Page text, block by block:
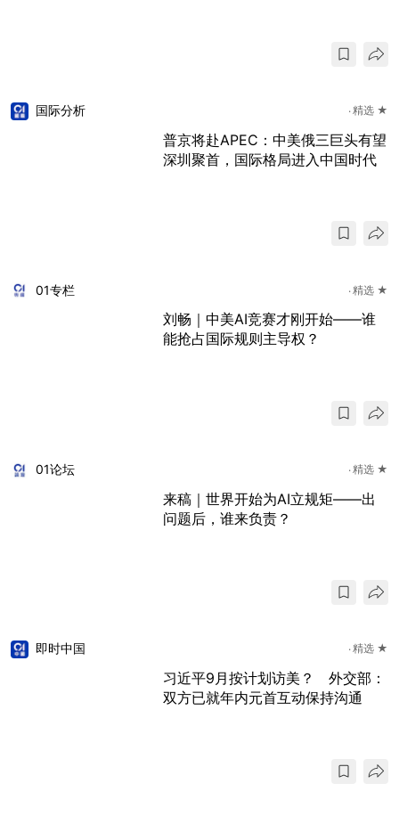
国际分析 精选 ★
普京将赴APEC：中美俄三巨头有望
深圳聚首，国际格局进入中国时代
01专栏 精选 ★
刘畅｜中美AI竞赛才刚开始——谁
能抢占国际规则主导权？
01论坛 精选 ★
来稿｜世界开始为AI立规矩——出
问题后，谁来负责？
即时中国 精选 ★
习近平9月按计划访美？ 外交部：
双方已就年内元首互动保持沟通